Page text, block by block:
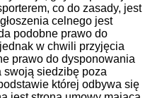
co do zasady, jest
celnego jest
podobne prawo do
w chwili przyjęcia
prawo do dysponowania
swoją siedzibę poza
której odbywa się